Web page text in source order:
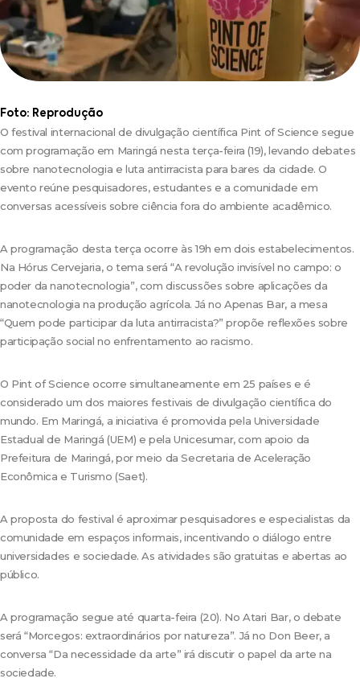
Foto: Reprodução
O festival internacional de divulgação científica Pint of Science segue
com programação em Maringá nesta terça-feira (19), levando debates
sobre nanotecnologia e luta antirracista para bares da cidade. O
evento reúne pesquisadores, estudantes e a comunidade em
conversas acessíveis sobre ciência fora do ambiente acadêmico.
A programação desta terça ocorre às 19h em dois estabelecimentos.
Na Hórus Cervejaria, o tema será “A revolução invisível no campo: o
poder da nanotecnologia”, com discussões sobre aplicações da
nanotecnologia na produção agrícola. Já no Apenas Bar, a mesa
“Quem pode participar da luta antirracista?” propõe reflexões sobre
participação social no enfrentamento ao racismo.
O Pint of Science ocorre simultaneamente em 25 países e é
considerado um dos maiores festivais de divulgação científica do
mundo. Em Maringá, a iniciativa é promovida pela Universidade
Estadual de Maringá (UEM) e pela Unicesumar, com apoio da
Prefeitura de Maringá, por meio da Secretaria de Aceleração
Econômica e Turismo (Saet).
A proposta do festival é aproximar pesquisadores e especialistas da
comunidade em espaços informais, incentivando o diálogo entre
universidades e sociedade. As atividades são gratuitas e abertas ao
público.
A programação segue até quarta-feira (20). No Atari Bar, o debate
será “Morcegos: extraordinários por natureza”. Já no Don Beer, a
conversa “Da necessidade da arte” irá discutir o papel da arte na
sociedade.